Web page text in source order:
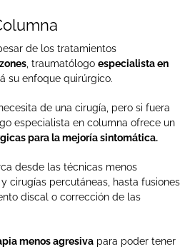
de los tratamientos
, traumatólogo especialista en
su enfoque quirúrgico.
de una cirugía, pero si fuera
especialista en columna ofrece un
para la mejoría sintomática.
desde las técnicas menos
cirugías percutáneas, hasta fusiones
discal o corrección de las
menos agresiva para poder tener